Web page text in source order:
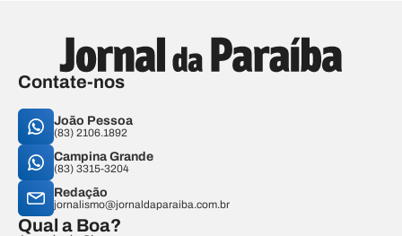
Contate-nos
João Pessoa
(83) 2106.1892
Campina Grande
(83) 3315-3204
Redação
jornalismo@jornaldaparaiba.com.br
Qual a Boa?